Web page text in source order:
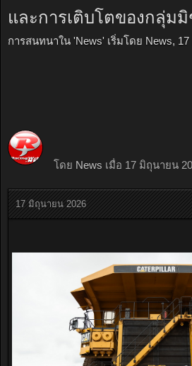
และการเติบโตของกลุ่ม
การสนทนาใน 'News' เริ่มโดย News,
โดย News เมื่อ 17 มิถุนายน
17 มิถุนายน 2026